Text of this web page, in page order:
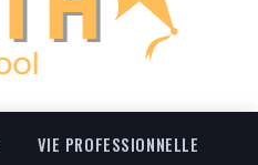
VIE PROFESSIONNELLE